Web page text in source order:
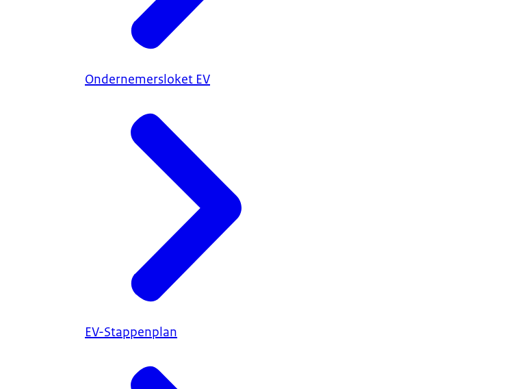
Ondernemersloket EV
EV-Stappenplan